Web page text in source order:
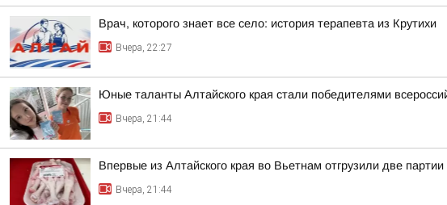
Врач, которого знает все село: история терапевта из Крутихи
Вчера, 22:27
Юные таланты Алтайского края стали победителями
Вчера, 21:44
Впервые из Алтайского края во Вьетнам отгрузили две партии
Вчера, 21:44